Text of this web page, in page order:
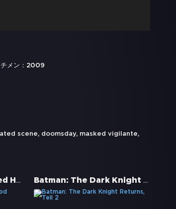
メン：2009
scene, doomsday, masked vigilante,
Batman: Under the Red Hood Batman: The Dark Knight Returns, Teil 2